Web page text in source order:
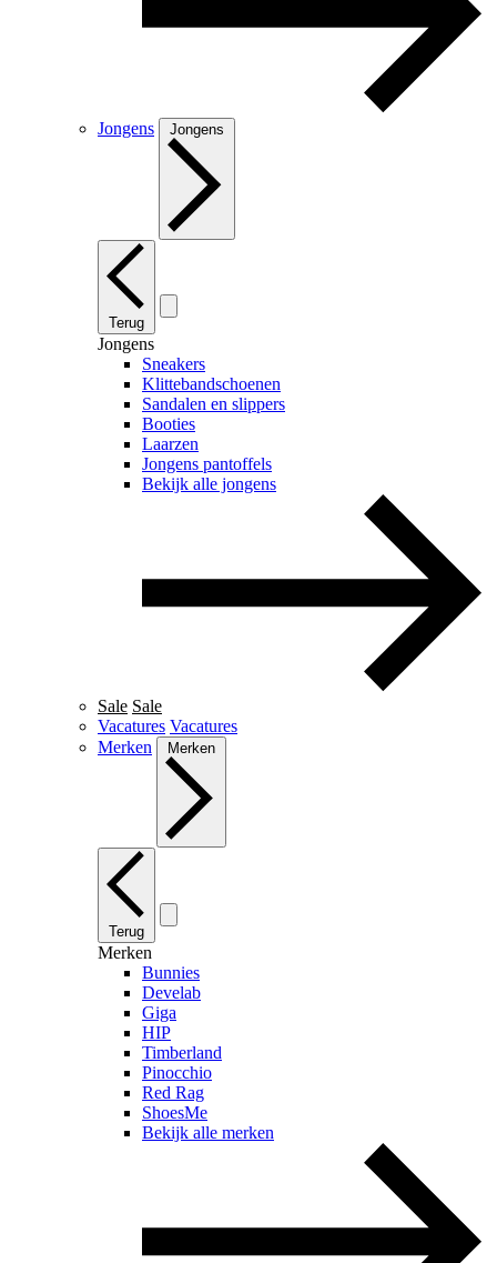
Jongens Jongens
Terug
Jongens
Sneakers
Klittebandschoenen
Sandalen en slippers
Booties
Laarzen
Jongens pantoffels
Bekijk alle jongens
Sale Sale
Vacatures Vacatures
Merken
Merken
Terug
Merken
Bunnies
Develab
Giga
HIP
Timberland
Pinocchio
Red Rag
ShoesMe
Bekijk alle merken